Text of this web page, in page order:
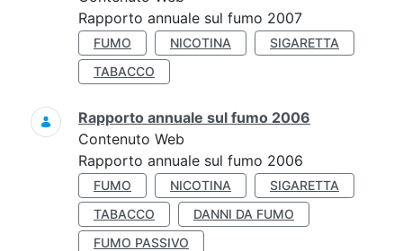
Rapporto annuale sul fumo 2007
FUMO NICOTINA
SIGARETTA
TABACCO
Rapporto annuale sul fumo 2006
Contenuto Web
Rapporto annuale sul fumo 2006
FUMO NICOTINA
SIGARETTA
TABACCO
DANNI DA FUMO
FUMO PASSIVO